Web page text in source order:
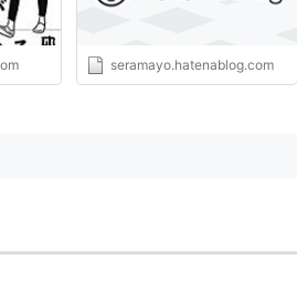
/ドンデンガエシ/わたし(通常盤B)
seramayo.hatenablog.com